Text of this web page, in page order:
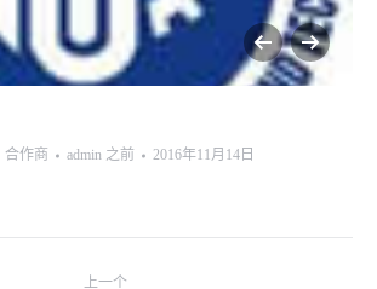
合作商 admin之前 2016年11月14日
上一个